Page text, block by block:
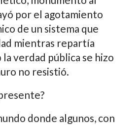
por el agotamiento
de un sistema que
mientras repartía
la verdad pública se hizo
no resistió.
donde algunos, con